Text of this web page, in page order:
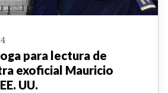
para lectura de
exoficial Mauricio
UU.